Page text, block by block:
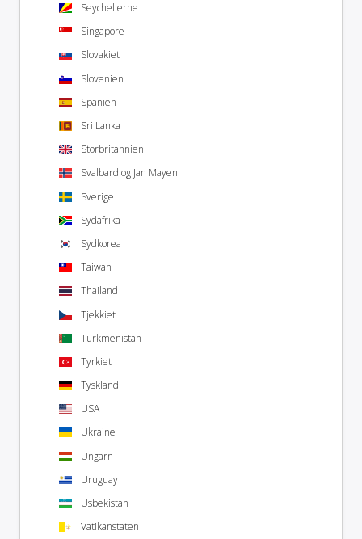
Seychellerne
Singapore
Slovakiet
Slovenien
Spanien
Sri Lanka
Storbritannien
Svalbard og Jan Mayen
Sverige
Sydafrika
Sydkorea
Taiwan
Thailand
Tjekkiet
Turkmenistan
Tyrkiet
Tyskland
USA
Ukraine
Ungarn
Uruguay
Usbekistan
Vatikanstaten